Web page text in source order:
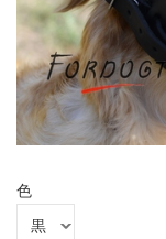
色